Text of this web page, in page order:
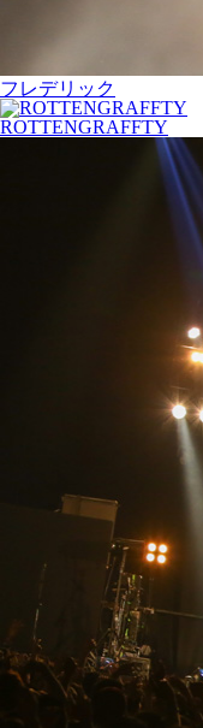
フレデリック
ROTTENGRAFFTY